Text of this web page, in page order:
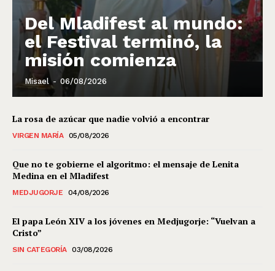
Del Mladifest al mundo:
el Festival terminó, la
misión comienza
Misael - 06/08/2026
La rosa de azúcar que nadie volvió a encontrar
VIRGEN MARÍA 05/08/2026
Que no te gobierne el algoritmo: el mensaje de Lenita
Medina en el Mladifest
MEDJUGORJE 04/08/2026
El papa León XIV a los jóvenes en Medjugorje: “Vuelvan a
Cristo”
SIN CATEGORÍA 03/08/2026